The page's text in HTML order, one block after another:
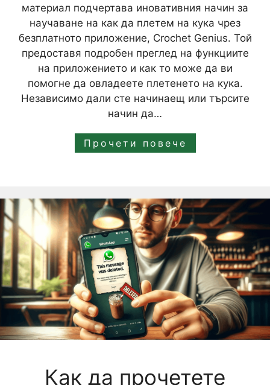
материал подчертава иновативния начин за
научаване на как да плетем на кука чрез
безплатното приложение, Crochet Genius. Той
предоставя подробен преглед на функциите
на приложението и как то може да ви
помогне да овладеете плетенето на кука.
Независимо дали сте начинаещ или търсите
начин да…
Прочети повече
Как да прочетете